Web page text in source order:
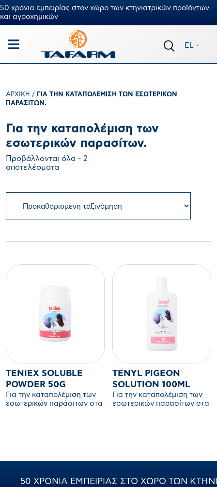
50 χρόνια εμπειρίας στον χώρο των κτηνιατρικών προϊόντων
και αγροχημικών
EL
ΑΡΧΙΚΉ / ΓΙΑ ΤΗΝ ΚΑΤΑΠΟΛΈΜΙΣΗ ΤΩΝ ΕΣΩΤΕΡΙΚΏΝ
ΠΑΡΑΣΊΤΩΝ.
Για την καταπολέμιση των
εσωτερικών παρασίτων.
Προβάλλονται όλα - 2
αποτελέσματα
TENIEX SOLUBLE
POWDER 50G
Για την καταπολέμιση των
εσωτερικών παράσιτων στα
TENYL PIGEON
SOLUTION 100ML
Για την καταπολέμιση των
εσωτερικών παρασίτων στα
50 ΧΡΟΝΙΑ ΕΜΠΕΙΡΙΑΣ ΣΤΟ ΧΩΡΟ ΤΩΝ